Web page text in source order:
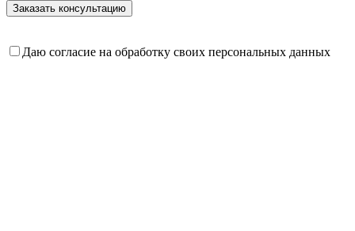
Даю согласие на обработку своих персональных данных